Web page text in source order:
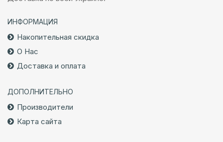
ИНФОРМАЦИЯ
Накопительная скидка
О Нас
Доставка и оплата
ДОПОЛНИТЕЛЬНО
Производители
Карта сайта